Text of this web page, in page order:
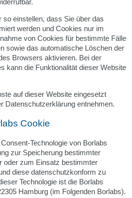
so einstellen, dass Sie über das
werden und Cookies nur im
von Cookies für bestimmte Fälle
sowie das automatische Löschen der
Browsers aktivieren. Bei der
kann die Funktionalität dieser Website
auf dieser Website eingesetzt
Datenschutzerklärung entnehmen.
Cookie
Technologie von Borlabs
zur Speicherung bestimmter
oder zum Einsatz bestimmter
diese datenschutzkonform zu
Technologie ist die Borlabs
Hamburg (im Folgenden Borlabs).